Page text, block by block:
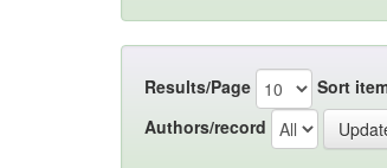
Results/Page Sort
Authors/record